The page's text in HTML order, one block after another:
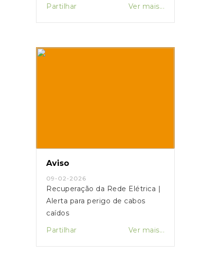
Partilhar Ver mais...
Aviso
09-02-2026
Recuperação da Rede Elétrica |
Alerta para perigo de cabos
caídos
Partilhar
Ver mais...